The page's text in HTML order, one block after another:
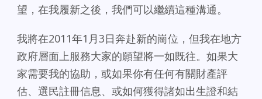
望，在我履新之後，我們可以繼續這種溝通。
我將在2011年1月3日奔赴新的崗位，但我在地方
政府層面上服務大家的願望將一如既往。如果大
家需要我的協助，或如果你有任何有關財產評
估、選民註冊信息、或如何獲得諸如出生證和結